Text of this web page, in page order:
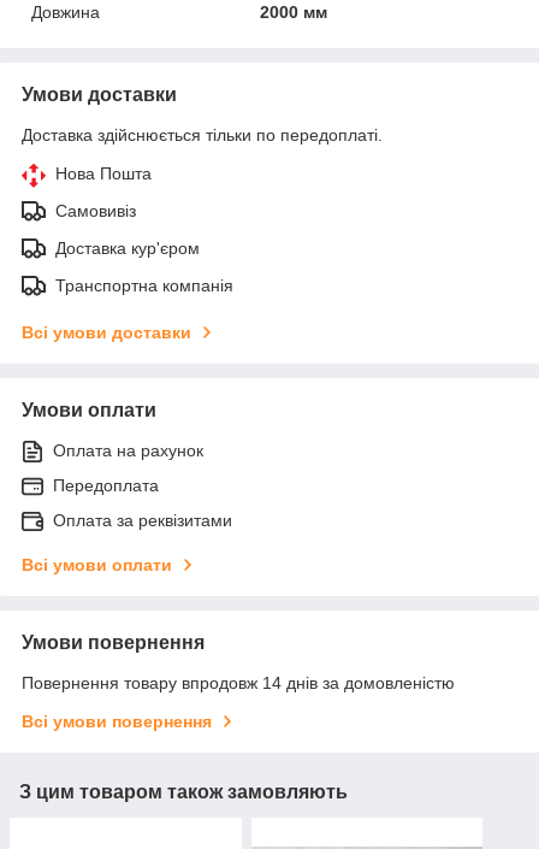
Довжина
2000 мм
Умови доставки
Доставка здійснюється тільки по передоплаті.
Нова Пошта
Самовивіз
Доставка кур'єром
Транспортна компанія
Всі умови доставки
Умови оплати
Оплата на рахунок
Передоплата
Оплата за реквізитами
Всі умови оплати
Умови повернення
Повернення товару впродовж 14 днів за домовленістю
Всі умови повернення
З цим товаром також замовляють